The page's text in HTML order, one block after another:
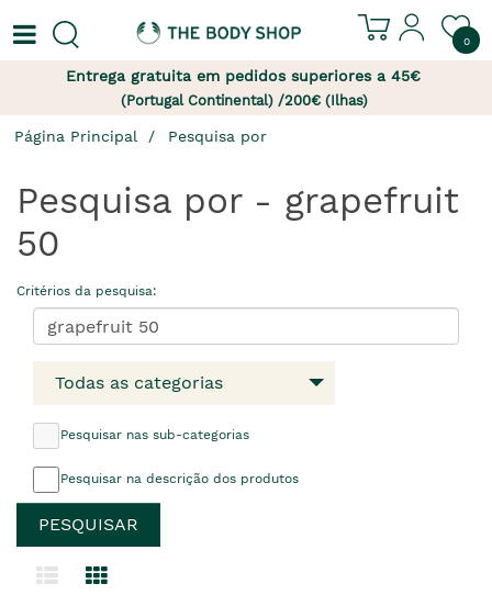
0
Entrega gratuita em pedidos superiores a 45€
(Portugal Continental) /200€ (Ilhas)
Página Principal Pesquisa por
Pesquisa por - grapefruit
50
Critérios da pesquisa:
Todas as categorias
Pesquisar nas sub-categorias
Pesquisar na descrição dos produtos